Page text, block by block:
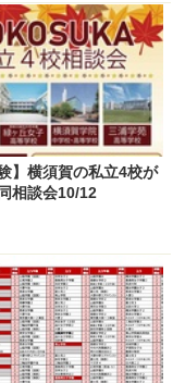
】横須賀の私立4校が
相談会10/12